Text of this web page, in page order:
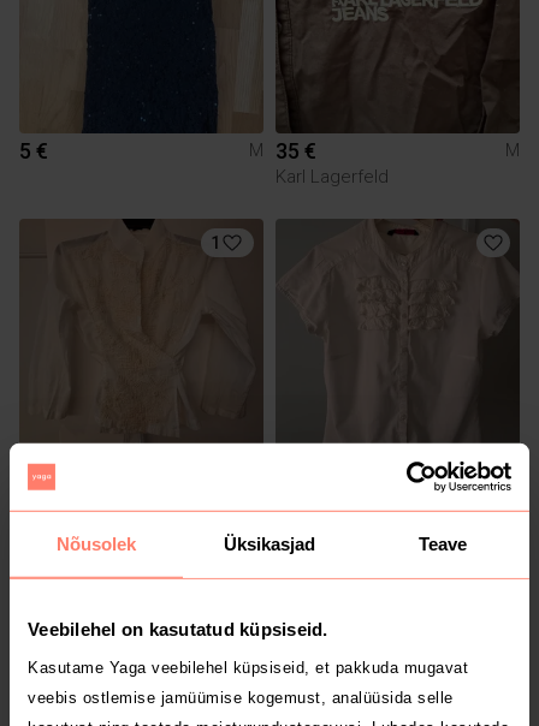
Nõusolek Üksikasjad Teave
Veebilehel on kasutatud küpsiseid.
Kasutame Yaga veebilehel küpsiseid, et pakkuda mugavat
veebis ostlemise jamüümise kogemust, analüüsida selle
5 € M 35 €
M
Karl Lagerfeld
1
6 €
M
Tom Tailor